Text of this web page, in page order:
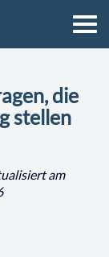
die
stellen
am